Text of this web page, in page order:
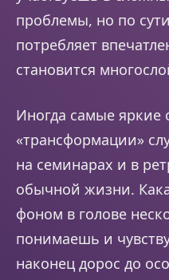
проблемы, но по
потребляет
становится
Иногда самые яркие
«трансформации»
на семинарах и в
обычной жизни.
фоном в голове
понимаешь и
наконец дорос до